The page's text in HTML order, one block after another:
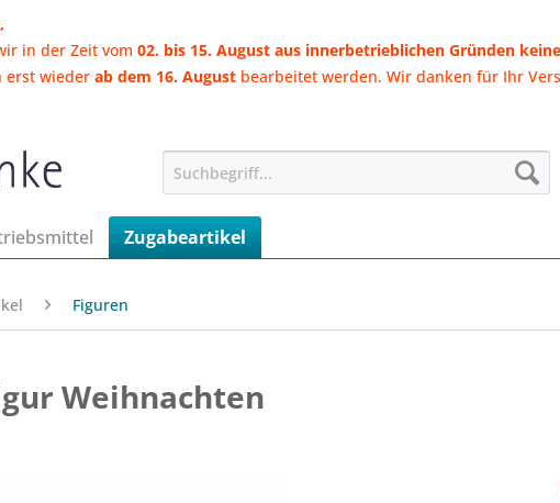
in der Zeit vom 02. bis 15. August aus innerbetrieblichen Gründen
erst wieder ab dem 16. Augustbearbeitet werden. Wir danken für Ihr
Zugabeartikel
Figuren
Weihnachten